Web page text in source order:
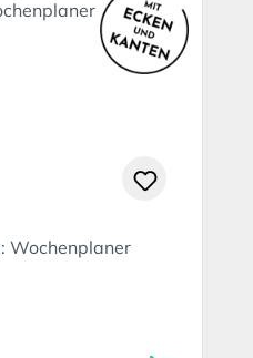
Wochenplaner